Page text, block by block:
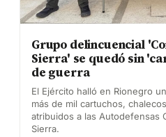
Grupo delincuencial
Sierra' se quedó sin
de guerra
El Ejército halló en Rionegro
más de mil cartuchos,
atribuidos a las Autodefensas
Sierra.